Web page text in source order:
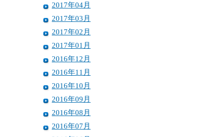
2017年04月
2017年03月
2017年02月
2017年01月
2016年12月
2016年11月
2016年10月
2016年09月
2016年08月
2016年07月